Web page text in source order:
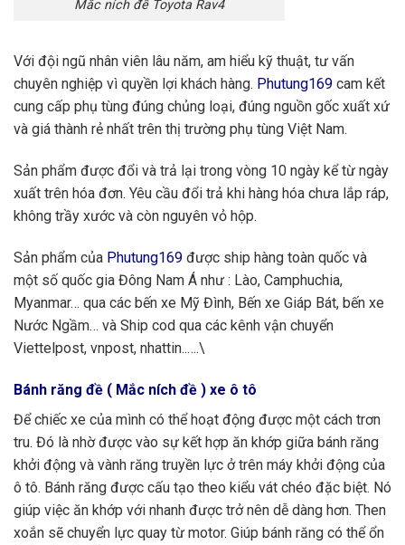
Mắc ních đề Toyota Rav4
Với đội ngũ nhân viên lâu năm, am hiểu kỹ thuật, tư vấn
chuyên nghiệp vì quyền lợi khách hàng. Phutung169 cam kết
cung cấp phụ tùng đúng chủng loại, đúng nguồn gốc xuất xứ
và giá thành rẻ nhất trên thị trường phụ tùng Việt Nam.
Sản phẩm được đổi và trả lại trong vòng 10 ngày kể từ ngày
xuất trên hóa đơn. Yêu cầu đổi trả khi hàng hóa chưa lắp ráp,
không trầy xước và còn nguyên vỏ hộp.
Sản phẩm của Phutung169 được ship hàng toàn quốc và
một số quốc gia Đông Nam Á như : Lào, Camphuchia,
Myanmar… qua các bến xe Mỹ Đình, Bến xe Giáp Bát, bến xe
Nước Ngầm… và Ship cod qua các kênh vận chuyển
Viettelpost, vnpost, nhattin..….\
Bánh răng đề ( Mắc ních đề ) xe ô tô
Để chiếc xe của mình có thể hoạt động được một cách trơn
tru. Đó là nhờ được vào sự kết hợp ăn khớp giữa bánh răng
khởi động và vành răng truyền lực ở trên máy khởi động của
ô tô. Bánh răng được cấu tạo theo kiểu vát chéo đặc biệt. Nó
giúp việc ăn khớp với nhanh được trở nên dễ dàng hơn. Then
xoắn sẽ chuyển lực quay từ motor. Giúp bánh răng có thể ổn